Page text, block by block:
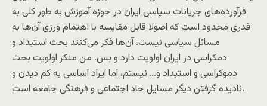
فرآورده‌های جریانات سیاسی ایران در حوزه آموزش به طور کلی به
قدری محدود است که اصولا قابل مقایسه با اهتمام ورزی آن‌ها به
مسائل سیاسی نیست. آن‌ها فکر می‌کنند بحث استبداد و
دمکراسی در ایران اولویت دارد و بس. من منکر اولویت بحث
دموکراسی و استبداد و… نیستم، اما ایراد اساسی به کم دیدن و
نادیده گرفتن دیگر مسایل حاد اجتماعی و فرهنگی جامعه است.